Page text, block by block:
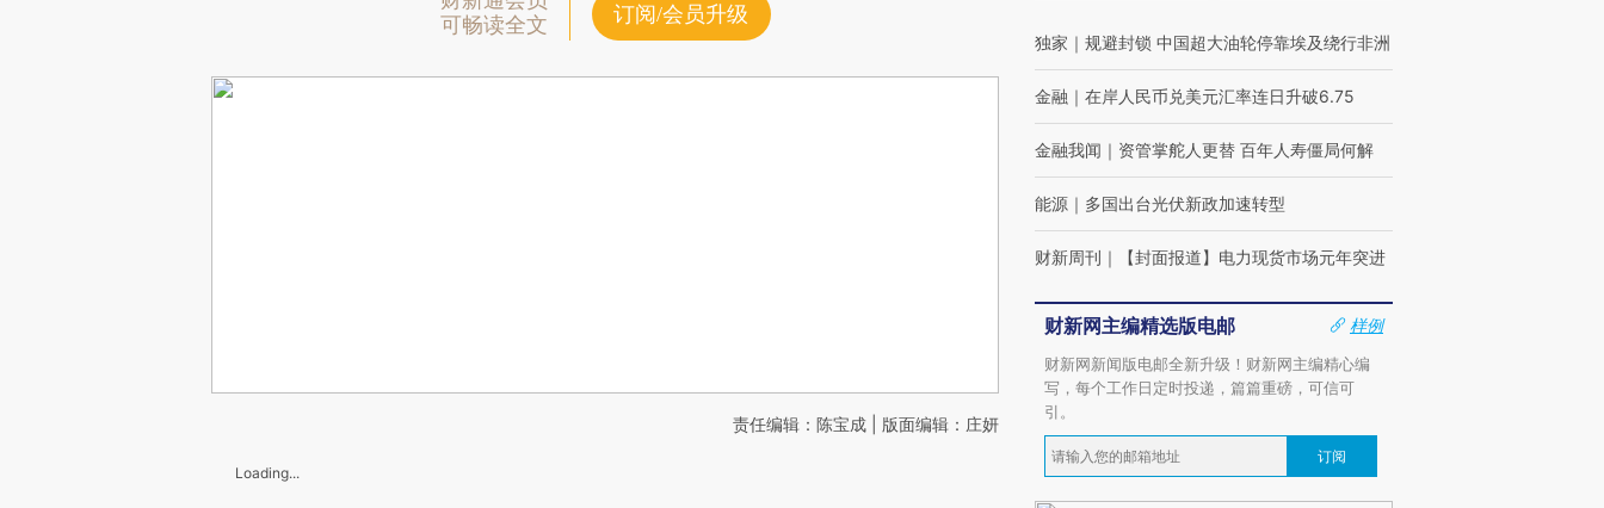
可畅读全文
订阅/会员升级
责任编辑：陈宝成 | 版面编辑：庄妍
Loading...
独家 ｜ 规避封锁 中国超大油轮停靠埃及绕行非洲
金融 ｜ 在岸人民币兑美元汇率连日升破6.75
金融我闻 ｜ 资管掌舵人更替 百年人寿僵局何解
能源 ｜ 多国出台光伏新政加速转型
财新周刊 ｜ 【封面报道】电力现货市场元年突进
财新网主编精选版电邮
样例
财新网新闻版电邮全新升级！财新网主编精心编
写，每个工作日定时投递，篇篇重磅，可信可
引。
订阅